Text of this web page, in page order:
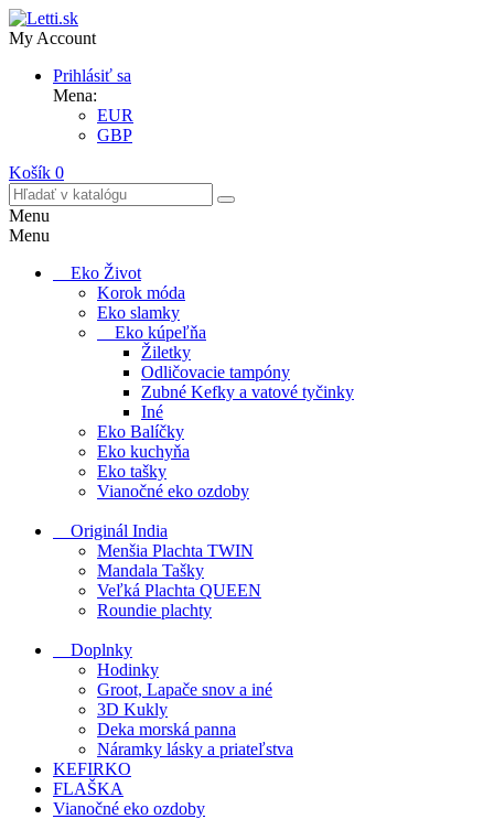
My Account
Prihlásiť sa
Mena:
EUR
GBP
Košík 0
Menu
Menu
Eko Život
Korok móda
Eko slamky
Eko kúpeľňa
Žiletky
Odličovacie tampóny
Zubné Kefky a vatové tyčinky
Iné
Eko Balíčky
Eko kuchyňa
Eko tašky
Vianočné eko ozdoby
Originál India
Menšia Plachta TWIN
Mandala Tašky
Veľká Plachta QUEEN
Roundie plachty
Doplnky
Hodinky
Groot, Lapače snov a iné
3D Kukly
Deka morská panna
Náramky lásky a priateľstva
KEFIRKO
FLAŠKA
Vianočné eko ozdoby